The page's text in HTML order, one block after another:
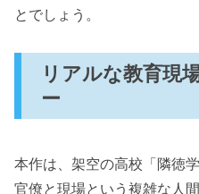
とでしょう。
リアルな教育現
ー
本作は、架空の高校「隣徳
官僚と現場という複雑な人